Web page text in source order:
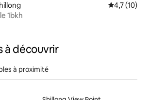
Évaluation
4,7 (10)
1bkh
à découvrir
à proximité